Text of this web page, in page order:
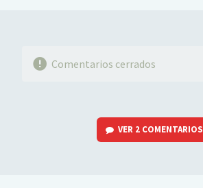
Comentarios cerrados
VER 2 COMENTARIOS